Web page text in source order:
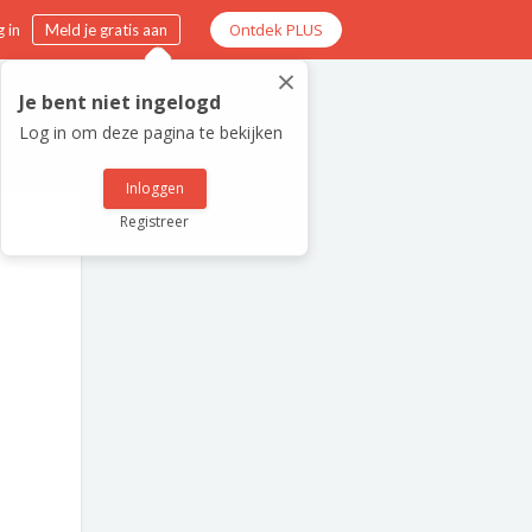
in Meld je gratis aan Ontdek PLUS
×
Je bent niet ingelogd
Log in om deze pagina te bekijken
Inloggen
Registreer